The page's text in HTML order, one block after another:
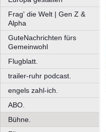
Frag' die Welt | Gen Z &
Alpha
GuteNachrichten fürs
Gemeinwohl
Flugblatt.
trailer-ruhr podcast.
engels zahl-ich.
ABO.
Bühne.